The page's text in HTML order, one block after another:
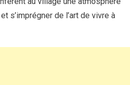
s’imprégner de l’art de vivre à